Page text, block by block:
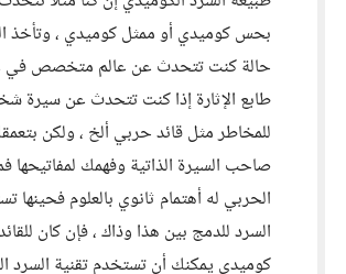
بحس كوميدي أو ممثل كوميدي ، وتأخذ
حالة كنت تتحدث عن عالم متخصص في
طابع الإثارة إذا كنت تتحدث عن
للمخاطر مثل قائد حربي ألخ ، ولكن
صاحب السيرة الذاتية وفهمك لمفاتيحها
الحربي له أهتمام ثانوي بالعلوم فحينها
السرد للدمج بين هذا وذاك ، فإن كان
كوميدي يمكنك أن تستخدم تقنية السرد